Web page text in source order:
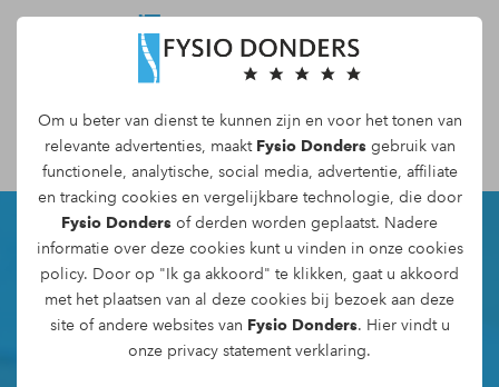
Om u beter van dienst te kunnen zijn en voor het tonen van
relevante advertenties, maakt Fysio Donders gebruik van
functionele, analytische, social media, advertentie, affiliate
en tracking cookiesen vergelijkbare technologie, die door
Fysio Donders of derden worden geplaatst. Nadere
informatie over deze cookies kunt u vinden in onze cookies
policy. Door op "Ik ga akkoord" te klikken, gaat u akkoord
met het plaatsen van al deze cookies bij bezoek aan deze
site of andere websites van Fysio Donders. Hier vindt u
onze privacy statementverklaring.
Maak een afspraak